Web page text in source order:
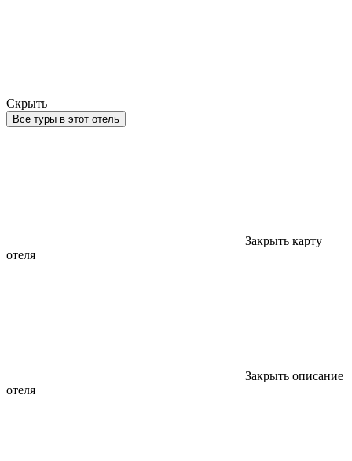
Скрыть
Все туры в этот отель
Закрыть карту
отеля
Закрыть описание
отеля